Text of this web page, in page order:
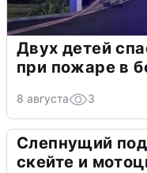
Двух детей
при пожаре в
8 августа 3
Слепнущий
скейте и